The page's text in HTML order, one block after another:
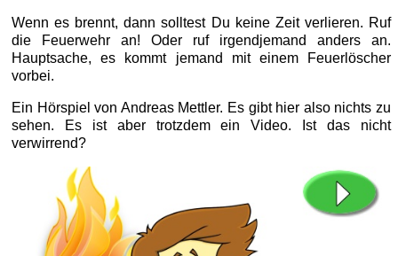
Wenn es brennt, dann solltest Du keine Zeit verlieren. Ruf
die Feuerwehr an! Oder ruf irgendjemand anders an.
Hauptsache, es kommt jemand mit einem Feuerlöscher
vorbei.
Ein Hörspiel von Andreas Mettler. Es gibt hier also nichts zu
sehen. Es ist aber trotzdem ein Video. Ist das nicht
verwirrend?